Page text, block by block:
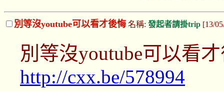
別等沒youtube可以看才後悔 名稱: 發起者請掛trip [13/
別等沒youtube可以看
http://cxx.be/578994